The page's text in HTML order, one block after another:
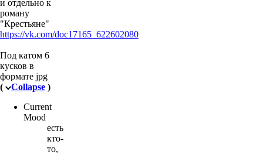
и отдельно к
роману
"Крестьяне"
https://vk.com/doc17165_622602080
Под катом 6
кусков в
формате jpg
(
Collapse )
Current
Mood
есть
кто-
то,